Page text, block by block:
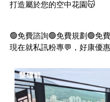
打造屬於您的空中花園😽
🟢免費諮詢🟢免費規劃🟢免
現在就私訊粉專💬，好康優